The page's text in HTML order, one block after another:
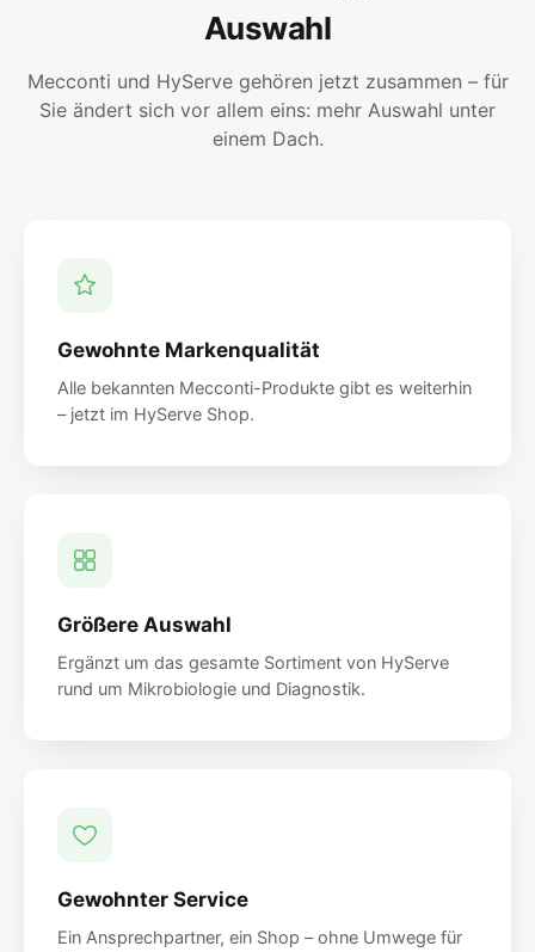
Auswahl
Mecconti und HyServe gehören jetzt zusammen – für
Sie ändert sich vor allem eins: mehr Auswahl unter
einem Dach.
Gewohnte Markenqualität
Alle bekannten Mecconti-Produkte gibt es weiterhin
– jetzt im HyServe Shop.
Größere Auswahl
Ergänzt um das gesamte Sortiment von HyServe
rund um Mikrobiologie und Diagnostik.
Gewohnter Service
Ein Ansprechpartner, ein Shop – ohne Umwege für